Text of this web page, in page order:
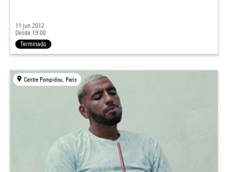
11 jun 2012
Desde 19:00
Terminado
Centre Pompidou, Paris